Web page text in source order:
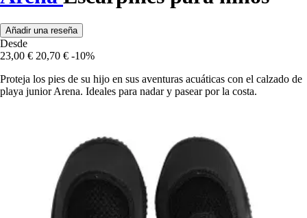
Añadir una reseña
Desde
23,00 € 20,70 € -10%
Proteja los pies de su hijo en sus aventuras acuáticas con el calzado de
playa junior Arena. Ideales para nadar y pasear por la costa.